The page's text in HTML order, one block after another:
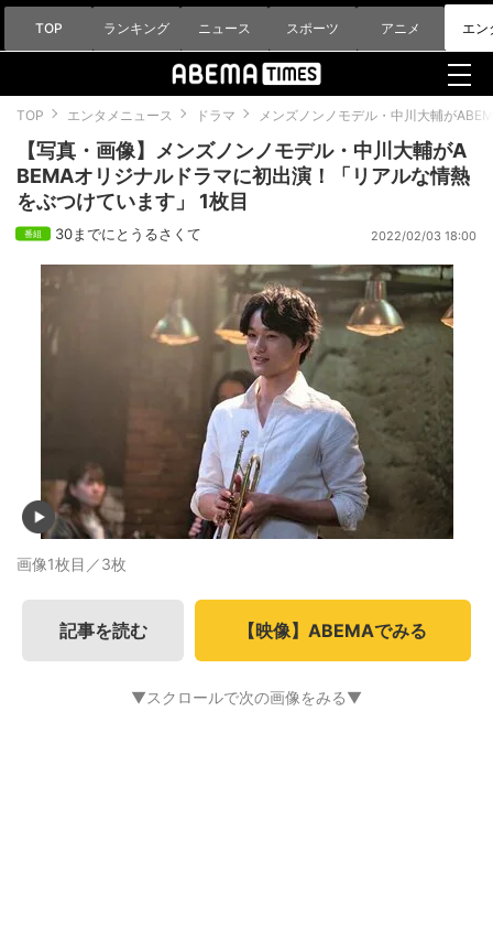
TOP ランキング ニュース スポーツ アニメ エン
TOP エンタメニュース ドラマ メンズノンノモデル・中川大輔が
【写真・画像】メンズノンノモデル・中川大輔がA
BEMAオリジナルドラマに初出演！「リアルな情熱
をぶつけています」 1枚目
30までにとうるさくて 2022/02/03 18:00
画像1枚目／3枚
記事を読む 【映像】ABEMAでみる
▼スクロールで次の画像をみる▼